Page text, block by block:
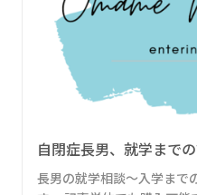
自閉症長男、就学まで
長男の就学相談～入学まで